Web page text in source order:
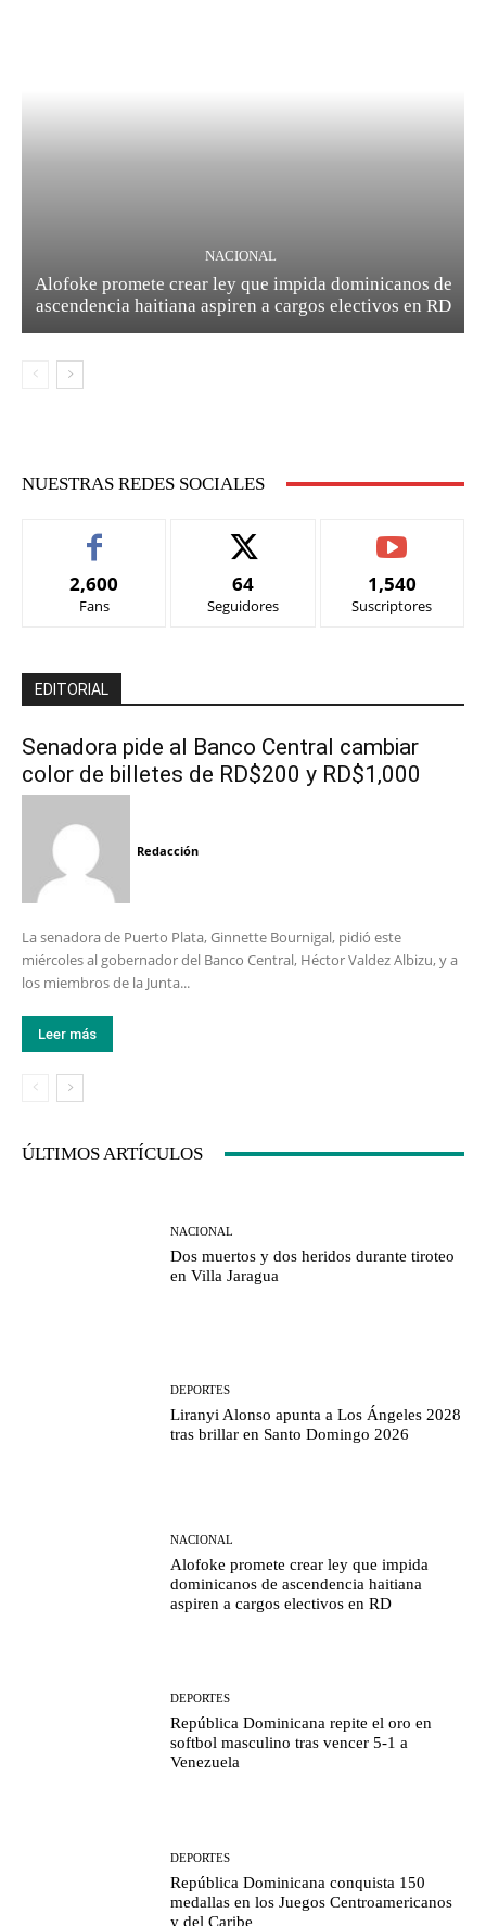
NACIONAL
Alofoke promete crear ley que impida dominicanos de
ascendencia haitiana aspiren a cargos electivos en RD
NUESTRAS REDES SOCIALES
2,600
Fans
64
Seguidores
1,540
Suscriptores
EDITORIAL
Senadora pide al Banco Central cambiar
color de billetes de RD$200 y RD$1,000
Redacción
La senadora de Puerto Plata, Ginnette Bournigal, pidió este
miércoles al gobernador del Banco Central, Héctor Valdez Albizu, y a
los miembros de la Junta...
Leer más
ÚLTIMOS ARTÍCULOS
NACIONAL
Dos muertos y dos heridos durante tiroteo
en Villa Jaragua
DEPORTES
Liranyi Alonso apunta a Los Ángeles 2028
tras brillar en Santo Domingo 2026
NACIONAL
Alofoke promete crear ley que impida
dominicanos de ascendencia haitiana
aspiren a cargos electivos en RD
DEPORTES
República Dominicana repite el oro en
softbol masculino tras vencer 5-1 a
Venezuela
DEPORTES
República Dominicana conquista 150
medallas en los Juegos Centroamericanos
y del Caribe